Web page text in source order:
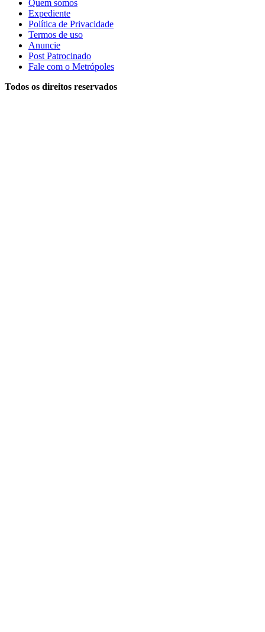
Quem somos
Expediente
Política de Privacidade
Termos de uso
Anuncie
Post Patrocinado
Fale com o Metrópoles
Todos os direitos reservados